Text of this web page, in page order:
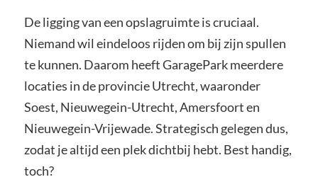
De ligging van een opslagruimte is cruciaal.
Niemand wil eindeloos rijden om bij zijn spullen
te kunnen. Daarom heeft GaragePark meerdere
locaties in de provincie Utrecht, waaronder
Soest, Nieuwegein-Utrecht, Amersfoort en
Nieuwegein-Vrijewade. Strategisch gelegen dus,
zodat je altijd een plek dichtbij hebt. Best handig,
toch?